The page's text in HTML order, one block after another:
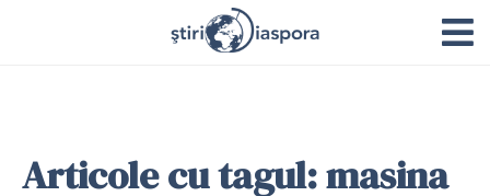
Articole cu tagul: masina